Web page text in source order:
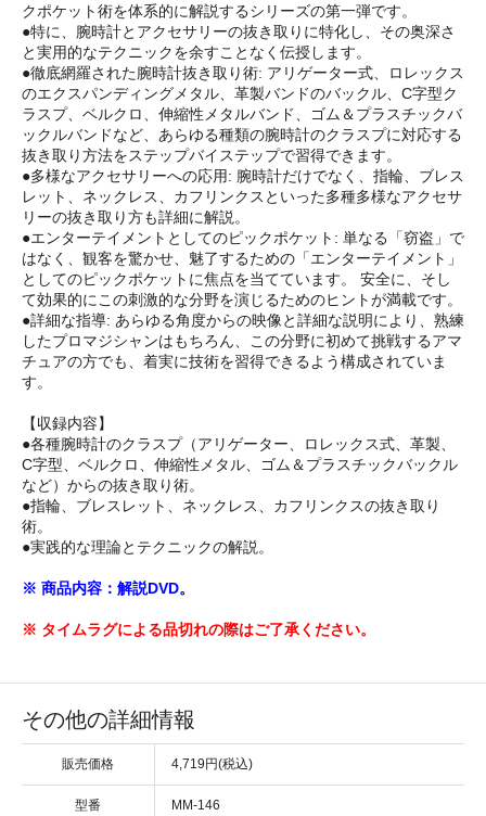
クポケット術を体系的に解説するシリーズの第一弾です。
●特に、腕時計とアクセサリーの抜き取りに特化し、その奥深さ
と実用的なテクニックを余すことなく伝授します。
●徹底網羅された腕時計抜き取り術: アリゲーター式、ロレックス
のエクスパンディングメタル、革製バンドのバックル、C字型ク
ラスプ、ベルクロ、伸縮性メタルバンド、ゴム＆プラスチックバ
ックルバンドなど、あらゆる種類の腕時計のクラスプに対応する
抜き取り方法をステップバイステップで習得できます。
●多様なアクセサリーへの応用: 腕時計だけでなく、指輪、ブレス
レット、ネックレス、カフリンクスといった多種多様なアクセサ
リーの抜き取り方も詳細に解説。
●エンターテイメントとしてのピックポケット: 単なる「窃盗」で
はなく、観客を驚かせ、魅了するための「エンターテイメント」
としてのピックポケットに焦点を当てています。 安全に、そし
て効果的にこの刺激的な分野を演じるためのヒントが満載です。
●詳細な指導: あらゆる角度からの映像と詳細な説明により、熟練
したプロマジシャンはもちろん、この分野に初めて挑戦するアマ
チュアの方でも、着実に技術を習得できるよう構成されていま
す。
【収録内容】
●各種腕時計のクラスプ（アリゲーター、ロレックス式、革製、
C字型、ベルクロ、伸縮性メタル、ゴム＆プラスチックバックル
など）からの抜き取り術。
●指輪、ブレスレット、ネックレス、カフリンクスの抜き取り
術。
●実践的な理論とテクニックの解説。
※ 商品内容：解説DVD。
※ タイムラグによる品切れの際はご了承ください。
その他の詳細情報
販売価格 4,719円(税込)
型番 MM-146